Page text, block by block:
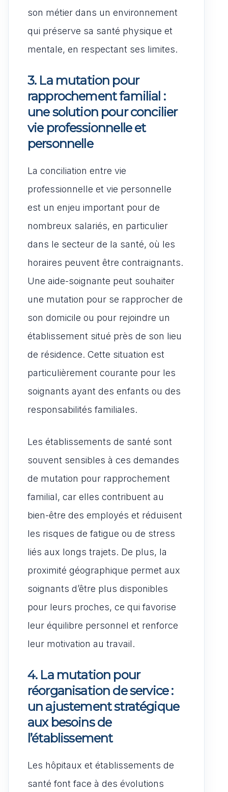
son métier dans un environnement
qui préserve sa santé physique et
mentale, en respectant ses limites.
3. La mutation pour
rapprochement familial :
une solution pour concilier
vie professionnelle et
personnelle
La conciliation entre vie
professionnelle et vie personnelle
est un enjeu important pour de
nombreux salariés, en particulier
dans le secteur de la santé, où les
horaires peuvent être contraignants.
Une aide-soignante peut souhaiter
une mutation pour se rapprocher de
son domicile ou pour rejoindre un
établissement situé près de son lieu
de résidence. Cette situation est
particulièrement courante pour les
soignants ayant des enfants ou des
responsabilités familiales.
Les établissements de santé sont
souvent sensibles à ces demandes
de mutation pour rapprochement
familial, car elles contribuent au
bien-être des employés et réduisent
les risques de fatigue ou de stress
liés aux longs trajets. De plus, la
proximité géographique permet aux
soignants d’être plus disponibles
pour leurs proches, ce qui favorise
leur équilibre personnel et renforce
leur motivation au travail.
4. La mutation pour
réorganisation de service :
un ajustement stratégique
aux besoins de
l’établissement
Les hôpitaux et établissements de
santé font face à des évolutions